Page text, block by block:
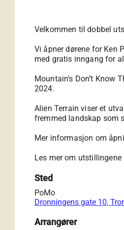
Velkommen til dobbel
Vi åpner dørene for Ken
med gratis inngang for
Mountain’s Don’t
2024.
Alien Terrain viser et
fremmed landskap som
Mer informasjon om
Les mer om utstillingene
Sted
PoMo
Dronningens gate 10,
Arrangører